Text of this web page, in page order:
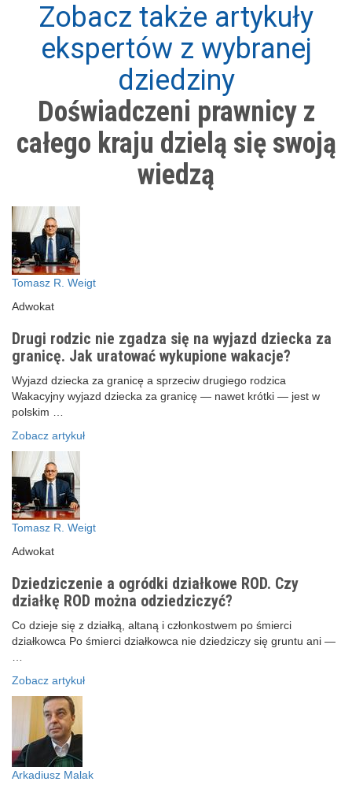
Zobacz także artykuły
ekspertów z wybranej
dziedziny
Doświadczeni prawnicy z
całego kraju dzielą się swoją
wiedzą
Tomasz R. Weigt
Adwokat
Drugi rodzic nie zgadza się na wyjazd dziecka za
granicę. Jak uratować wykupione wakacje?
Wyjazd dziecka za granicę a sprzeciw drugiego rodzica
Wakacyjny wyjazd dziecka za granicę — nawet krótki — jest w
polskim …
Zobacz artykuł
Tomasz R. Weigt
Adwokat
Dziedziczenie a ogródki działkowe ROD. Czy
działkę ROD można odziedziczyć?
Co dzieje się z działką, altaną i członkostwem po śmierci
działkowca Po śmierci działkowca nie dziedziczy się gruntu ani —
…
Zobacz artykuł
Arkadiusz Malak